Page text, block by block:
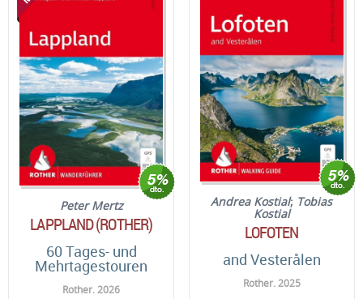
Peter Mertz
LAPPLAND (ROTHER)
60 Tages- und
Mehrtagestouren
Rother. 2026
Andrea Kostial; Tobias
Kostial
LOFOTEN
and Vesterålen
Rother. 2025